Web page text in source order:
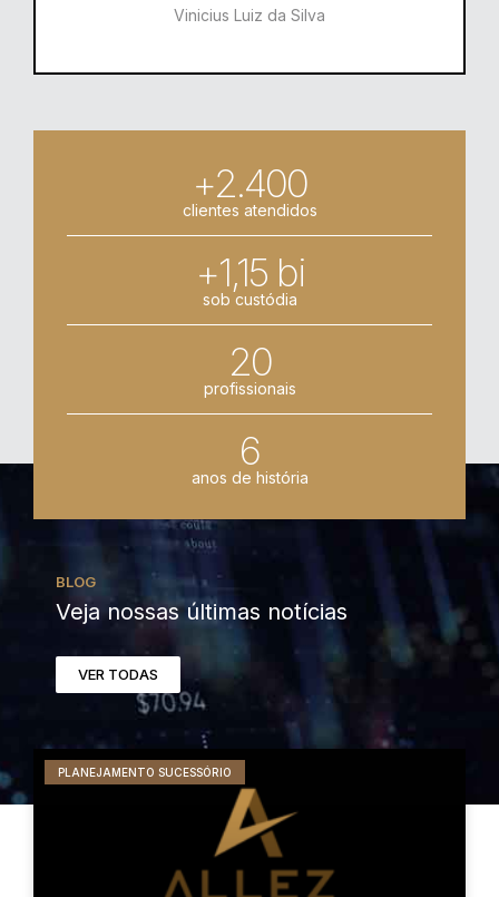
Vinicius Luiz da Silva
+2.400
clientes atendidos
+1,15 bi
sob custódia
20
profissionais
6
anos de história
BLOG
Veja nossas últimas notícias
VER TODAS
PLANEJAMENTO SUCESSÓRIO